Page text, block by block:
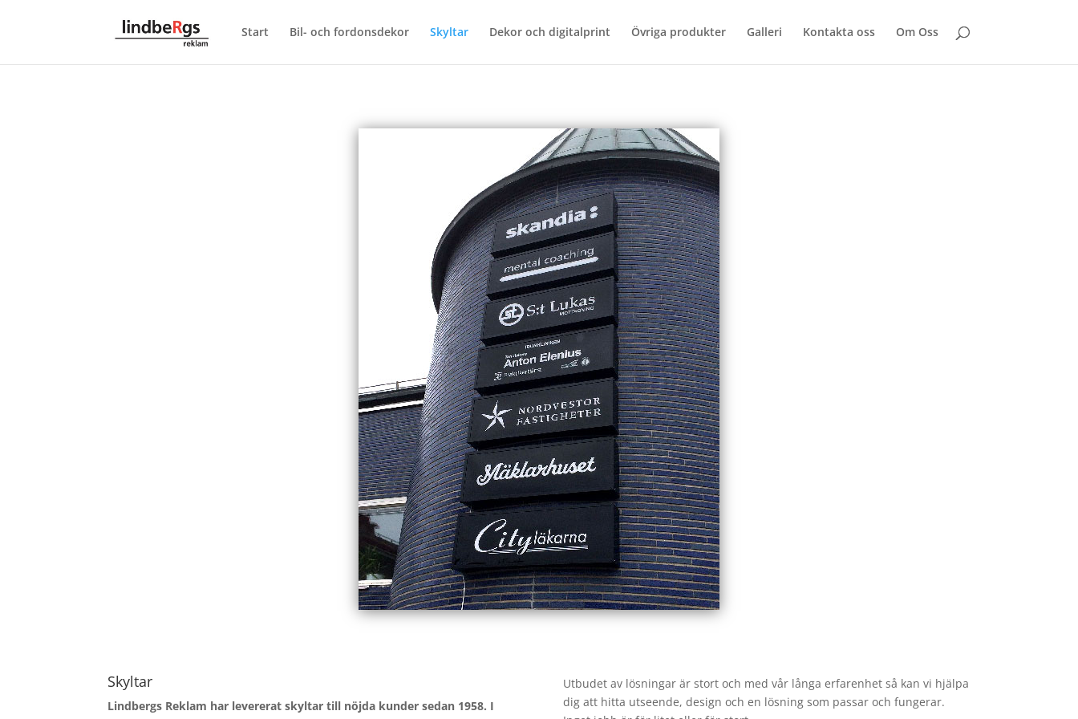
Start Bil- och fordonsdekor Skyltar Dekor och digitalprint Övriga produkter Galleri Kontakta oss Om Oss
Skyltar
Lindbergs Reklam har levererat skyltar till nöjda kunder sedan 1958. I
Utbudet av lösningar är stort och med vår långa erfarenhet så kan vi hjälpa
dig att hitta utseende, design och en lösning som passar och fungerar.